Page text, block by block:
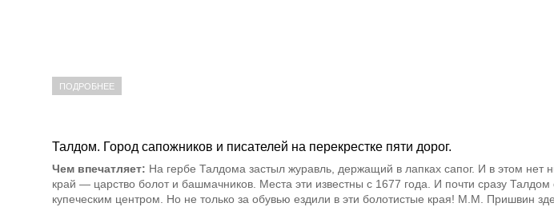
ПОДРОБНЕЕ
Талдом. Город сапожников и писателей на перекрестке пяти дорог.
Чем впечатляет: На гербе Талдома застыл журавль, держащий в лапках сапог. И в этом нет
край — царство болот и башмачников. Места эти известны с 1677 года. И почти сразу
купеческим центром. Но не только за обувью ездили в эти болотистые края! М.М. Пришвин